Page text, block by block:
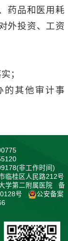
药品和医用耗
外投资、工资
；
的其他审计事
非工作时间)
临桂区人民路212号
学第二附属医院 备
号
公安备案